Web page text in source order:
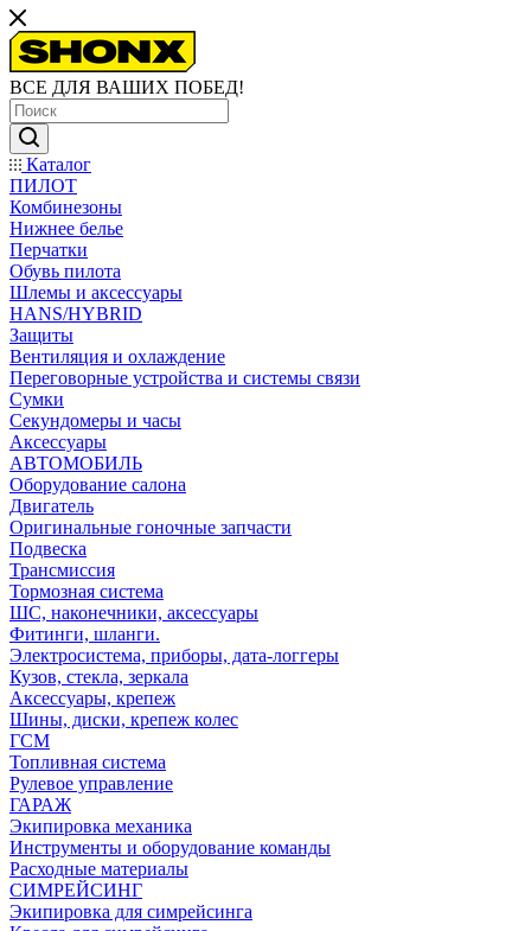
ВСЕ ДЛЯ ВАШИХ ПОБЕД!
Каталог
ПИЛОТ
Комбинезоны
Нижнее белье
Перчатки
Обувь пилота
Шлемы и аксессуары
HANS/HYBRID
Защиты
Вентиляция и охлаждение
Переговорные устройства и системы связи
Сумки
Секундомеры и часы
Аксессуары
АВТОМОБИЛЬ
Оборудование салона
Двигатель
Оригинальные гоночные запчасти
Подвеска
Трансмиссия
Тормозная система
ШС, наконечники, аксессуары
Фитинги, шланги.
Электросистема, приборы, дата-логгеры
Кузов, стекла, зеркала
Аксессуары, крепеж
Шины, диски, крепеж колес
ГСМ
Топливная система
Рулевое управление
ГАРАЖ
Экипировка механика
Инструменты и оборудование команды
Расходные материалы
СИМРЕЙСИНГ
Экипировка для симрейсинга